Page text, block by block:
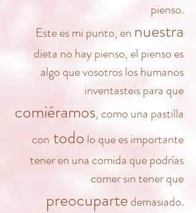
pienso.
Este es mi punto, en nuestra
dieta no hay pienso, el pienso es
algo que vosotros los humanos
inventasteis para que
comiéramos, como una pastilla
con todo lo que es importante
tener en una comida que podrías
comer sin tener que
preocuparte demasiado.